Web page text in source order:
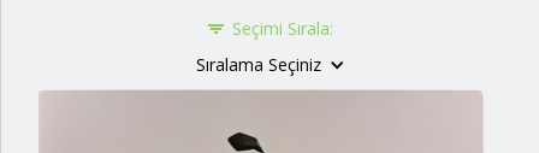
Seçimi Sırala:
Sıralama Seçiniz